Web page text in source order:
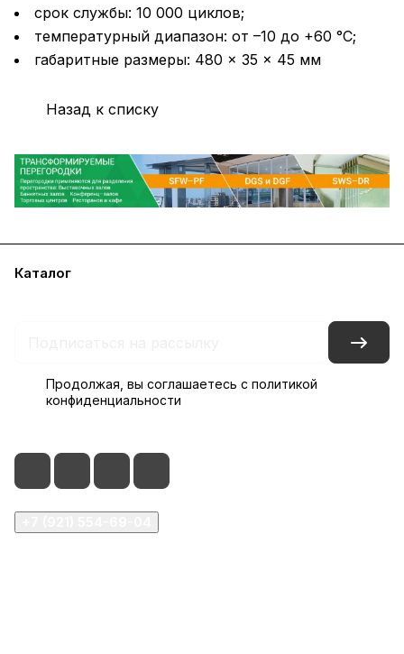
срок службы: 10 000 циклов;
температурный диапазон: от –10 до +60 °С;
габаритные размеры: 480 × 35 × 45 мм
Назад к списку
Каталог
Продолжая, вы соглашаетесь с политикой
конфиденциальности